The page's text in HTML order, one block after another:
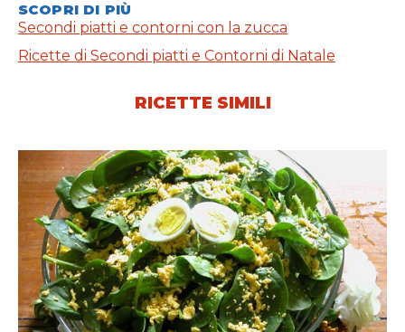
SCOPRI DI PIÙ
Secondi piatti e contorni con la zucca
Ricette di Secondi piatti e Contorni di Natale
RICETTE SIMILI